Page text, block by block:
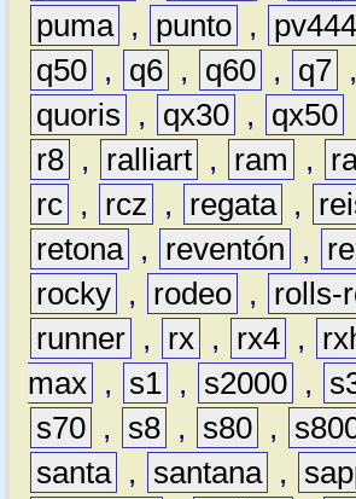
puma , punto , pv444
q50 , q6 , q60 , q7 ,
quoris
, qx30 , qx50
r8 , ralliart , ram ,
rc , rcz , regata ,
retona , reventón ,
rocky , rodeo , rolls-
runner , rx , rx4 ,
max , s1 , s2000 ,
s70 , s8 , s80 ,
santa , santana ,